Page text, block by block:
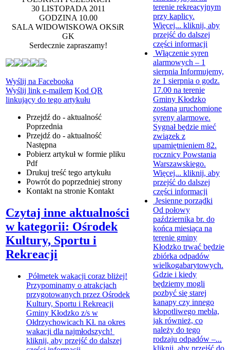
30 LISTOPADA 2011
GODZINA 10.00
SALA WIDOWISKOWA OKSiR
GK
Serdecznie zapraszamy!
Wyślij na Facebooka
Wyślij link e-mailem Kod QR
linkujący do tego artykułu
Przejdź do - aktualność
Poprzednia
Przejdź do - aktualność
Następna
Pobierz artykuł w formie pliku
Pdf
Drukuj treść tego artykułu
Powrót do poprzedniej strony
Kontakt na stronie Kontakt
Czytaj inne aktualności
w kategorii: Ośrodek
Kultury, Sportu i
Rekreacji
Półmetek wakacji coraz bliżej!
Przypominamy o atrakcjach
przygotowanych przez Ośrodek
Kultury, Sportu i Rekreacji
Gminy Kłodzko z/s w
Ołdrzychowicach Kł. na okres
wakacji dla najmłodszych!
kliknij, aby przejść do dalszej
terenie rekreacyjnym
przy kaplicy.
Więcej... kliknij, aby
przejść do dalszej
części informacji
Włączenie syren
alarmowych – 1
sierpnia Informujemy,
że 1 sierpnia o godz.
17.00 na terenie
Gminy Kłodzko
zostaną uruchomione
syreny alarmowe.
Sygnał będzie mieć
związek z
upamiętnieniem 82.
rocznicy Powstania
Warszawskiego.
Więcej... kliknij, aby
przejść do dalszej
części informacji
Jesienne porządki
Od połowy
października br. do
końca miesiąca na
terenie gminy
Kłodzko trwać będzie
zbiórka odpadów
wielkogabarytowych.
Gdzie i kiedy
będziemy mogli
pozbyć się starej
kanapy czy innego
kłopotliwego mebla,
jak również, co
należy do tego
rodzaju odpadów –...
kliknij, aby przejść do